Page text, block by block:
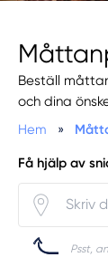
Beställ
och dina
Hem
»
Få hjälp av
Psst,